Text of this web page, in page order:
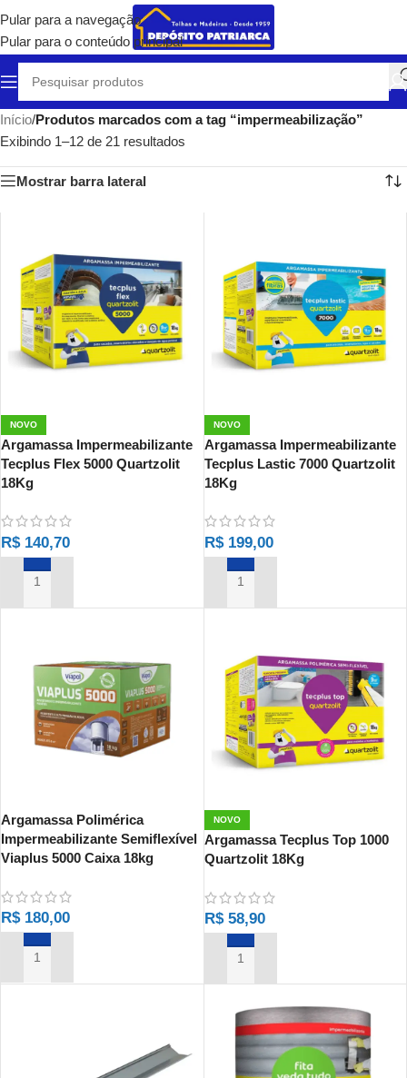
Pular para a navegação
Pular para o conteúdo principal
Início/Produtos marcados com a tag “impermeabilização”
Exibindo 1–12 de 21 resultados
Mostrar barra lateral
NOVO
Argamassa Impermeabilizante
Tecplus Flex 5000 Quartzolit
18Kg
R$140,70
ADICIONAR AO CARRINHO
NOVO
Argamassa Impermeabilizante
Tecplus Lastic 7000 Quartzolit
18Kg
R$199,00
ADICIONAR AO CARRINHO
Argamassa Polimérica
Impermeabilizante Semiflexível
Viaplus 5000 Caixa 18kg
R$180,00
ADICIONAR AO CARRINHO
NOVO
Argamassa Tecplus Top 1000
Quartzolit 18Kg
R$58,90
ADICIONAR AO CARRINHO